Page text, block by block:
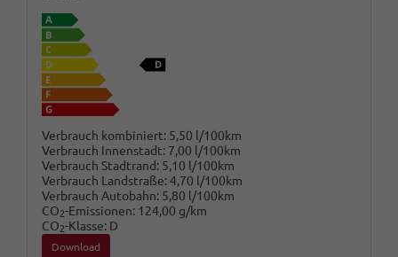
Verbrauch kombiniert: 5,50 l/100km
Verbrauch Innenstadt: 7,00 l/100km
Verbrauch Stadtrand: 5,10 l/100km
Verbrauch Landstraße:4,70 l/100km
Verbrauch Autobahn: 5,80 l/100km
CO2-Emissionen: 124,00 g/km
CO2-Klasse: D
Download